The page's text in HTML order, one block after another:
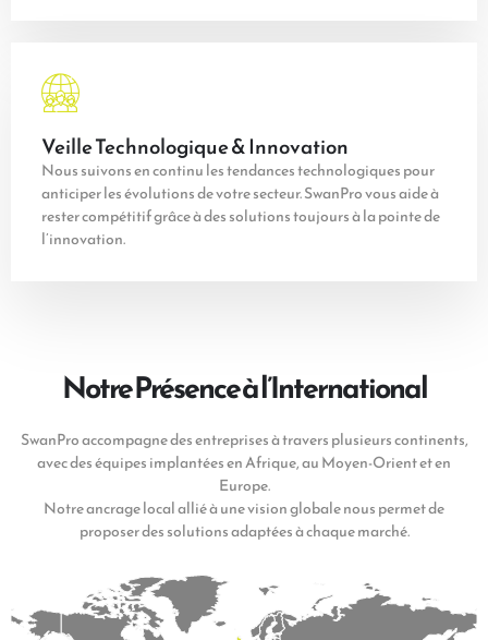
Veille Technologique & Innovation
Nous suivons en continu les tendances technologiques pour
anticiper les évolutions de votre secteur. SwanPro vous aide à
rester compétitif grâce à des solutions toujours à la pointe de
l’innovation.
Notre Présence à l’International
SwanPro accompagne des entreprises à travers plusieurs continents,
avec des équipes implantées en Afrique, au Moyen-Orient et en
Europe.
Notre ancrage local allié à une vision globale nous permet de
proposer des solutions adaptées à chaque marché.